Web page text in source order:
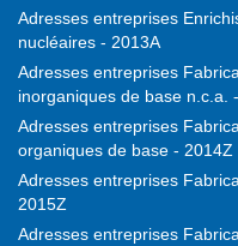
Adresses entreprises
nucléaires - 2013A
Adresses entreprises
inorganiques de base n.c.a.
Adresses entreprises
organiques de base - 2014Z
Adresses entreprises
2015Z
Adresses entreprises